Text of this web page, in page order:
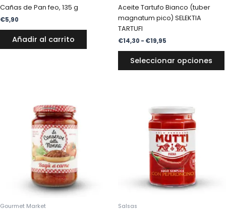
Cañas de Pan feo, 135 g
€5,90
Añadir al carrito
Aceite Tartufo Bianco (tuber
magnatum pico) SELEKTIA
TARTUFI
€14,30 - €19,95
Seleccionar opciones
Gourmet Market Salsas